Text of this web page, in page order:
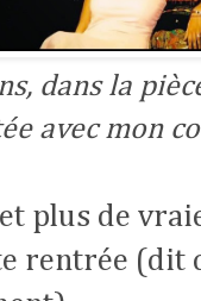
dans la
avec mon
plus de
rentrée (dit